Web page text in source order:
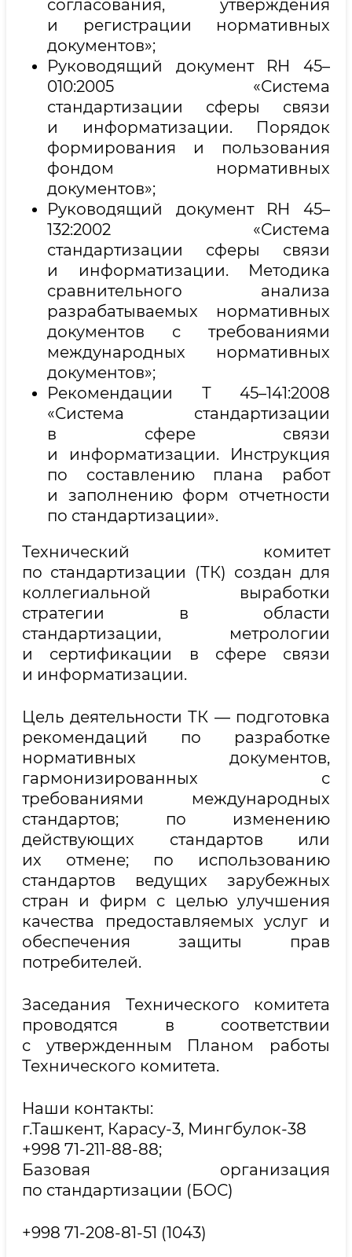
согласования, утверждения
и регистрации нормативных
документов»;
Руководящий документ RH 45–
010:2005 «Система
стандартизации сферы связи
и информатизации. Порядок
формирования и пользования
фондом нормативных
документов»;
Руководящий документ RH 45–
132:2002 «Система
стандартизации сферы связи
и информатизации. Методика
сравнительного анализа
разрабатываемых нормативных
документов с требованиями
международных нормативных
документов»;
Рекомендации Т 45–141:2008
«Система стандартизации
в сфере связи
и информатизации. Инструкция
по составлению плана работ
и заполнению форм отчетности
по стандартизации».
Технический комитет
по стандартизации (ТК) создан для
коллегиальной выработки
стратегии в области
стандартизации, метрологии
и сертификации в сфере связи
и информатизации.
Цель деятельности ТК — подготовка
рекомендаций по разработке
нормативных документов,
гармонизированных с
требованиями международных
стандартов; по изменению
действующих стандартов или
их отмене; по использованию
стандартов ведущих зарубежных
стран и фирм с целью улучшения
качества предоставляемых услуг и
обеспечения защиты прав
потребителей.
Заседания Технического комитета
проводятся в соответствии
с утвержденным Планом работы
Технического комитета.
Наши контакты:
г.Ташкент, Карасу-3, Мингбулок-38
+998 71-211-88-88;
Базовая организация
по стандартизации (БОС)
+998 71-208-81-51 (1043)